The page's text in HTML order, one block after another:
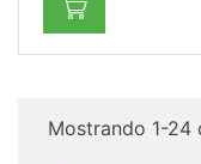
Mostrando 1-24